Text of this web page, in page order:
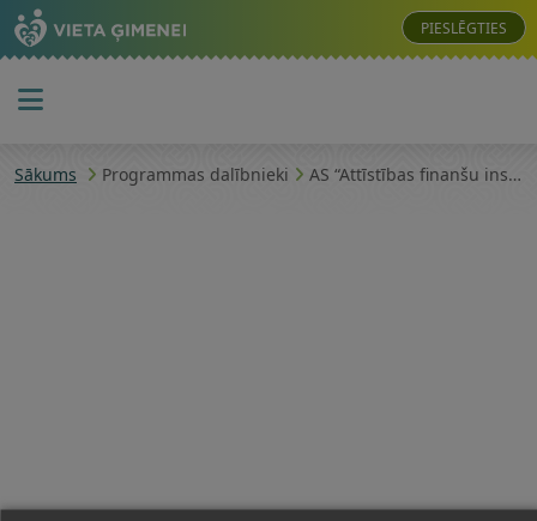
PIESLĒGTIES
Sākums Programmas dalībnieki AS “Attīstības finanšu institūcija Altum”